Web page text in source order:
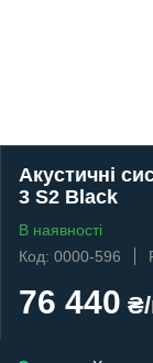
Акустичні
3 S2 Black
В наявності
Код: 0000-596
76 440